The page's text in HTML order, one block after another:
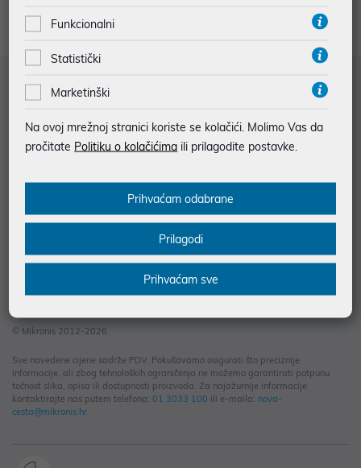
Nisu prodađeni rezultati u kategoriji
Služba za korisnike
Saznajte više
© Mikronis 2012-2026
Sve navedene cijene sadrže PDV. Pokušavamo osigurati što preciznije
informacije, ali zbog tehnoloških ograničenja ne možemo garantirati potpunu
točnost slika, opisa ili dostupnosti proizvoda. Za najažurnije informacije
kontaktirajte nas putem telefona: 01 3033 100 ili e-maila: nova-
cesta@mikronis.hr.
Funkcionalni
Statistički
Marketinški
Na ovoj mrežnoj stranici koriste se kolačići. Molimo Vas da
pročitate Politiku o kolačićima ili prilagodite postavke.
Prihvaćam odabrane
Prilagodi
Prihvaćam sve